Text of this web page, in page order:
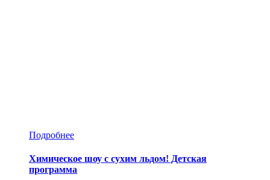
Подробнее
Химическое шоу с сухим льдом! Детская
программа